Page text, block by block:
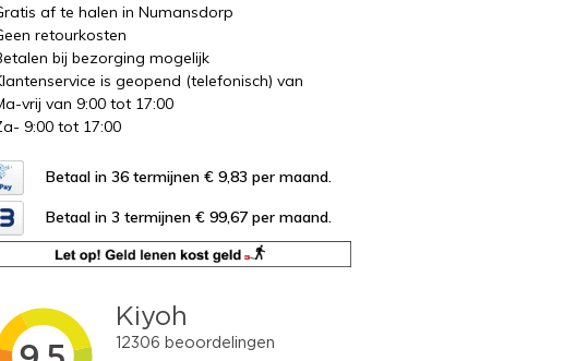
af te halen in Numansdorp
retourkosten
bij bezorging mogelijk
is geopend (telefonisch) van
vrij van 9:00 tot 17:00
9:00 tot 17:00
Betaal in 36 termijnen € 9,83 per maand.
Betaal in 3 termijnen € 99,67 per maand.